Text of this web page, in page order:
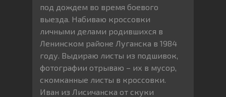
под дождем во время боевого
выезда. Набиваю кроссовки
личными делами родившихся в
Ленинском районе Луганска в 1984
году. Выдираю листы из подшивок,
фотографии отрываю – их в мусор,
скомканные листы в кроссовки.
Иван из Лисичанска от скуки